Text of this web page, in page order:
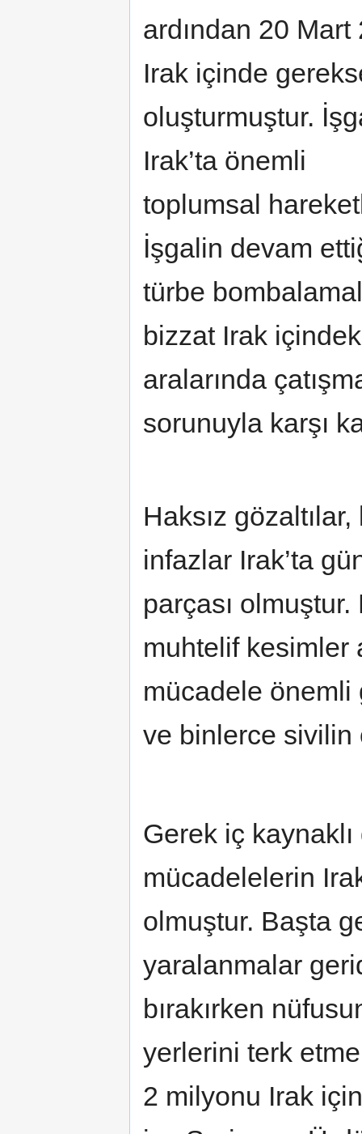
ardından 20
Irak içinde
oluşturmuştur.
Irak’ta önemli
toplumsal
İşgalin devam
türbe
bizzat Irak
aralarında
sorunuyla karşı
Haksız
infazlar Irak’ta
parçası
muhtelif kesimler
mücadele önemli
ve binlerce sivilin
Gerek iç
mücadelelerin
olmuştur. Başta
yaralanmalar
bırakırken
yerlerini terk
2 milyonu Irak